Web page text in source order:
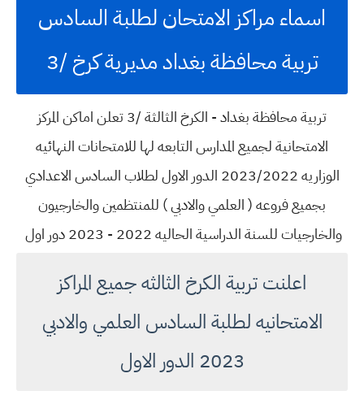
اسماء مراكز الامتحان لطلبة السادس
تربية محافظة بغداد مديرية كرخ /3
تربية محافظة بغداد - الكرخ الثالثة /3 تعلن اماكن المركز
الامتحانية لجميع المدارس التابعه لها للامتحانات النهائيه
الوزاريه 2023/2022 الدور الاول لطلاب السادس الاعدادي
بجميع فروعه ( العلمي والادبي ) للمنتظمين والخارجيون
والخارجيات للسنة الدراسية الحاليه 2022 - 2023 دور اول
اعلنت تربية الكرخ الثالثه جميع المراكز
الامتحانيه لطلبة السادس العلمي والادبي
2023 الدور الاول